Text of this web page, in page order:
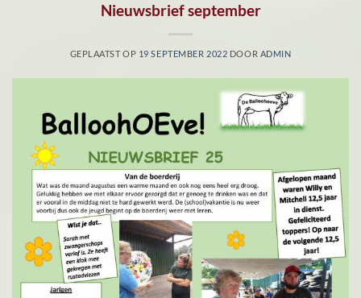
Nieuwsbrief september
GEPLAATST OP 19 SEPTEMBER 2022 DOOR ADMIN